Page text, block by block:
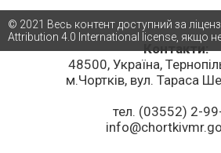
Контакти:
48500, Україна,
м.Чортків, вул. Тараса
тел. (03552) 2-
© 2021 Весь контент доступний за
Attribution 4.0 International license, якщо